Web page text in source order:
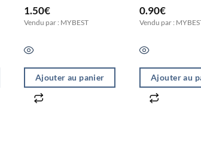
1.50€
Vendu par : MYBEST
Ajouter au panier
0.90€
Vendu par :
Ajouter au